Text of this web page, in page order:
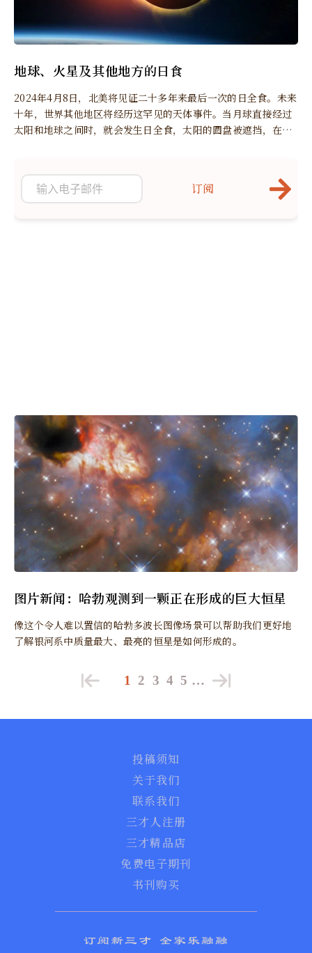
地球、火星及其他地方的日食
2024年4月8日，北美将见证二十多年来最后一次的日全食。未来
十年，世界其他地区将经历这罕见的天体事件。当月球直接经过
太阳和地球之间时，就会发生日全食，太阳的圆盘被遮挡，在日
图片新闻：哈勃观测到一颗正在形成的巨大恒星
像这个令人难以置信的哈​​勃多波长图像场景可以帮助我们更好地
了解银河系中质量最大、最亮的恒星是如何形成的。
订阅
1 2 3 4 5 …
投稿须知
关于我们
联系我们
三才人注册
三才精品店
免费电子期刊
书刊购买
订阅新三才 全家乐融融